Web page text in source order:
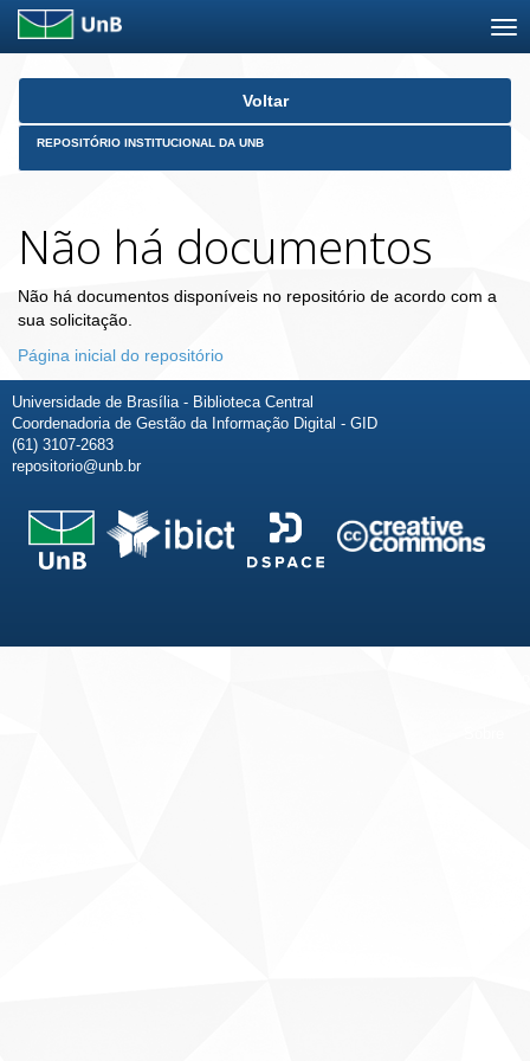
Skip
Voltar
REPOSITÓRIO INSTITUCIONAL DA UNB
Não há documentos
Não há documentos disponíveis no repositório de acordo com a
sua solicitação.
Página inicial do repositório
Universidade de Brasília - Biblioteca Central
Coordenadoria de Gestão da Informação Digital - GID
(61) 3107-2683
repositorio@unb.br